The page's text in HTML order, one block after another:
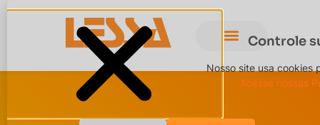
Controle
Nosso site usa cookies
Acesse nossas